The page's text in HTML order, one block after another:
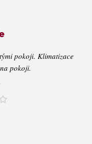
pokoji. Klimatizace
pokoji.